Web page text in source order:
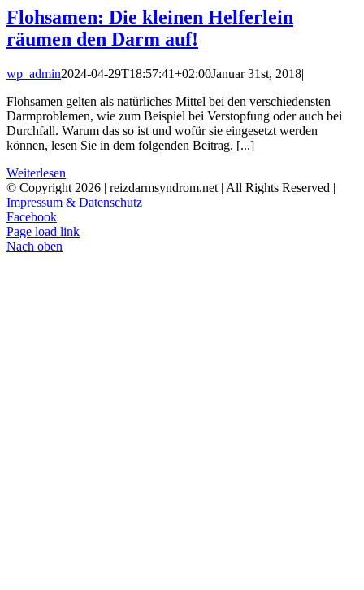
Flohsamen: Die kleinen Helferlein
räumen den Darm auf!
wp_admin2024-04-29T18:57:41+02:00Januar 31st, 2018|
Flohsamen gelten als natürliches Mittel bei den verschiedensten
Darmproblemen, wie zum Beispiel bei Verstopfung oder auch bei
Durchfall. Warum das so ist und wofür sie eingesetzt werden
können, lesen Sie in dem folgenden Beitrag. [...]
Weiterlesen
© Copyright 2026 | reizdarmsyndrom.net | All Rights Reserved |
Impressum & Datenschutz
Facebook
Page load link
Nach oben